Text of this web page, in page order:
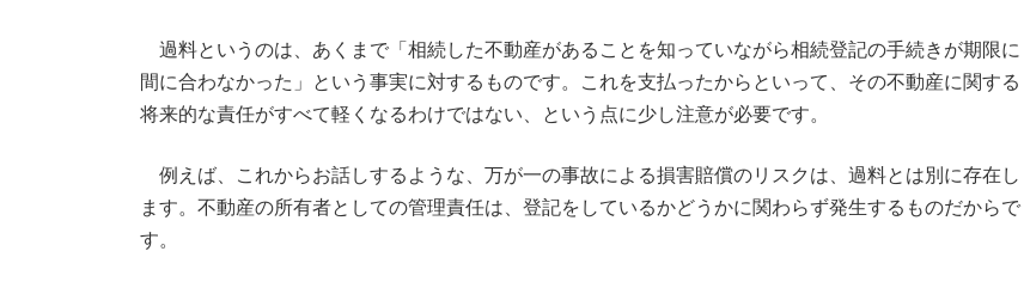
過料というのは、あくまで「相続した不動産があることを知っていながら相続登記の手続きが期限に
間に合わなかった」という事実に対するものです。これを支払ったからといって、その不動産に関する
将来的な責任がすべて軽くなるわけではない、という点に少し注意が必要です。
例えば、これからお話しするような、万が一の事故による損害賠償のリスクは、過料とは別に存在し
ます。不動産の所有者としての管理責任は、登記をしているかどうかに関わらず発生するものだからで
す。